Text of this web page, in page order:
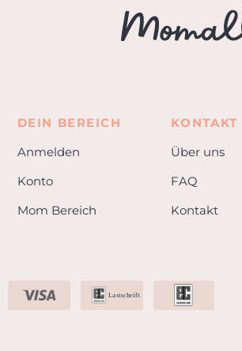
DEIN BEREICH
Anmelden
Konto
Mom Bereich
KONTAKT
Über uns
FAQ
Kontakt
Lastschrift